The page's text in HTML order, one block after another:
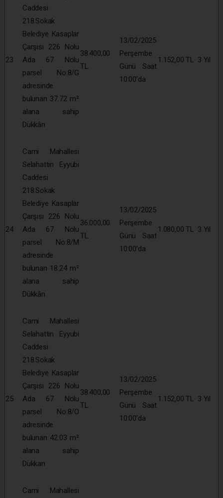
23
Caddesi
218.Sokak
Belediye Kasaplar
Çarşısı 226 Nolu
Ada 67 Nolu
parsel No:8/G
adresinde
bulunan 37.72 m²
alana sahip
Dükkân
38.400,00
TL
13/02/2025
Perşembe
Günü Saat
10:00’da
1.152,00 TL 3 Yıl
24
Cami Mahallesi
Selahattin Eyyubi
Caddesi
218.Sokak
Belediye Kasaplar
Çarşısı 226 Nolu
Ada 67 Nolu
parsel No:8/M
adresinde
bulunan 18.24 m²
alana sahip
Dükkân
36.000,00
TL
13/02/2025
Perşembe
Günü Saat
10:00’da
1.080,00 TL 3 Yıl
25
Cami Mahallesi
Selahattin Eyyubi
Caddesi
218.Sokak
Belediye Kasaplar
Çarşısı 226 Nolu
Ada 67 Nolu
parsel No:8/O
adresinde
bulunan 42.03 m²
alana sahip
Dükkan
38.400,00
TL
13/02/2025
Perşembe
Günü Saat
10:00’da
1.152,00 TL 3 Yıl
Cami Mahallesi